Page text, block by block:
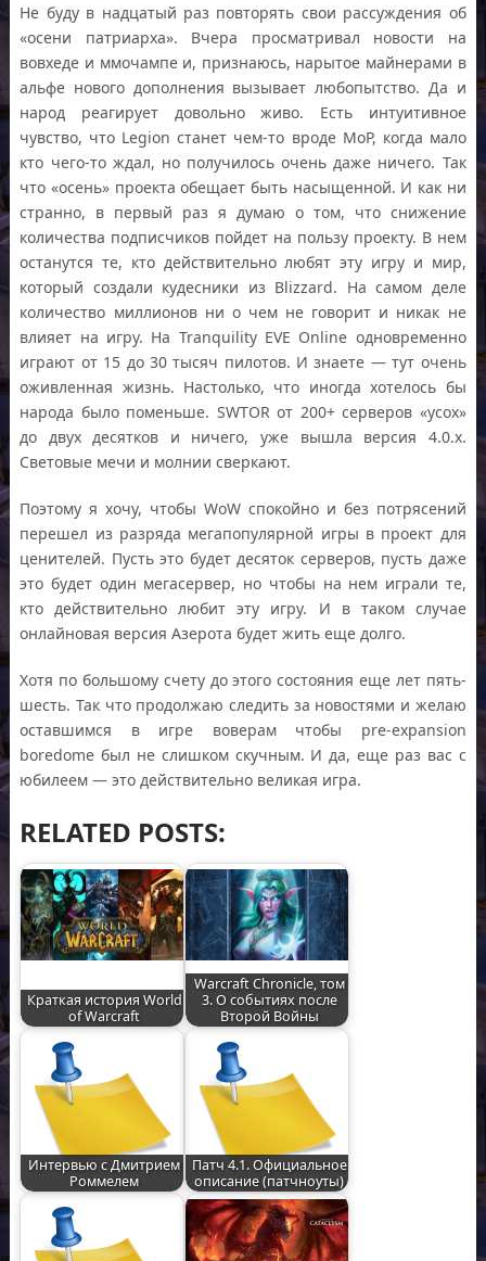
Не буду в надцатый раз повторять свои рассуждения об
«осени патриарха». Вчера просматривал новости на
вовхеде и ммочампе и, признаюсь, нарытое майнерами в
альфе нового дополнения вызывает любопытство. Да и
народ реагирует довольно живо. Есть интуитивное
чувство, что Legion станет чем-то вроде МоР, когда мало
кто чего-то ждал, но получилось очень даже ничего. Так
что «осень» проекта обещает быть насыщенной. И как ни
странно, в первый раз я думаю о том, что снижение
количества подписчиков пойдет на пользу проекту. В нем
останутся те, кто действительно любят эту игру и мир,
который создали кудесники из Blizzard. На самом деле
количество миллионов ни о чем не говорит и никак не
влияет на игру. На Tranquility EVE Online одновременно
играют от 15 до 30 тысяч пилотов. И знаете — тут очень
оживленная жизнь. Настолько, что иногда хотелось бы
народа было поменьше. SWTOR от 200+ серверов «усох»
до двух десятков и ничего, уже вышла версия 4.0.x.
Световые мечи и молнии сверкают.
Поэтому я хочу, чтобы WoW спокойно и без потрясений
перешел из разряда мегапопулярной игры в проект для
ценителей. Пусть это будет десяток серверов, пусть даже
это будет один мегасервер, но чтобы на нем играли те,
кто действительно любит эту игру. И в таком случае
онлайновая версия Азерота будет жить еще долго.
Хотя по большому счету до этого состояния еще лет пять-
шесть. Так что продолжаю следить за новостями и желаю
оставшимся в игре воверам чтобы pre-expansion
boredome был не слишком скучным. И да, еще раз вас с
юбилеем — это действительно великая игра.
RELATED POSTS:
Краткая история World
of Warcraft
Warcraft Chronicle, том
3. О событиях после
Второй Войны
Интервью с Дмитрием
Роммелем
Патч 4.1. Официальное
описание (патчноуты)